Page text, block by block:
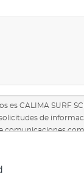
CALIMA SURF
de
comunicaciones
decisiones
una